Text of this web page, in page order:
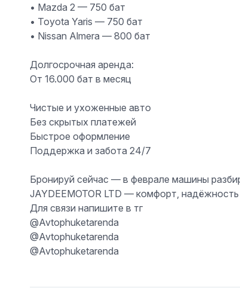
• Mazda 2 — 750 бат
• Toyota Yaris — 750 бат
• Nissan Almera — 800 бат
Долгосрочная аренда:
От 16.000 бат в месяц
Чистые и ухоженные авто
Без скрытых платежей
Быстрое оформление
Поддержка и забота 24/7
Бронируй сейчас — в феврале машины
JAYDEEMOTOR LTD — комфорт, надёжность
Для связи напишите в тг
@Avtophuketarenda
@Avtophuketarenda
@Avtophuketarenda